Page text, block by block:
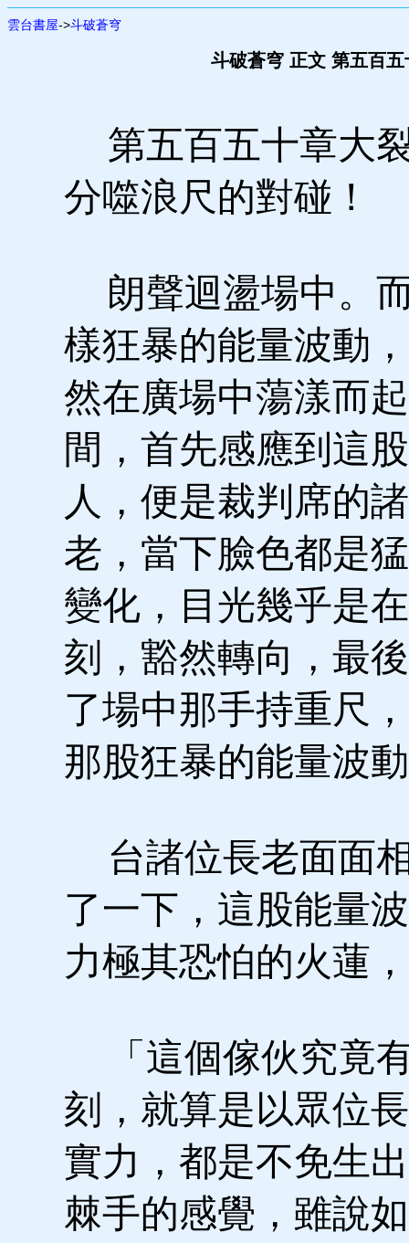
雲台書屋->斗破蒼穹
斗破蒼穹 正文 第五百
第五百五十章大
分噬浪尺的對碰！
朗聲迴盪場中。
樣狂暴的能量波動
然在廣場中蕩漾而
間，首先感應到這
人，便是裁判席的
老，當下臉色都是
變化，目光幾乎是
刻，豁然轉向，最
了場中那手持重尺
那股狂暴的能量波
台諸位長老面面
了一下，這股能量
力極其恐怕的火蓮
「這個傢伙究竟
刻，就算是以眾位
實力，都是不免生
棘手的感覺，雖說